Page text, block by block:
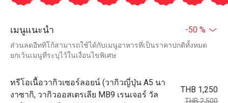
เมนูแนะนำ -50 %
ส่วนลดอีททิโก้สามารถใช้ได้กับเมนูอาหารที่เป็นราคาปกติทั้งหมด
ยกเว้นเมนูที่ระบุไว้ในเงื่อนไขพิเศษ
ทรีโอเนื้อวากิวเซอร์ลอยน์ (วากิวญี่ปุ่น A5 นา
งาซากิ, วากิวออสเตรเลีย MB9 เรนเจอร์ วัล
THB 1,250
THB 2,500